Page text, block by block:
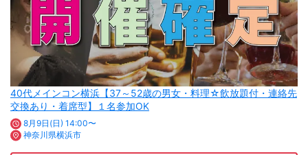
40代メインコン横浜【37～52歳の男女・料理☆飲放題付・連絡先
交換あり・着席型】１名参加OK
8月9日(日) 14:00〜
神奈川県横浜市